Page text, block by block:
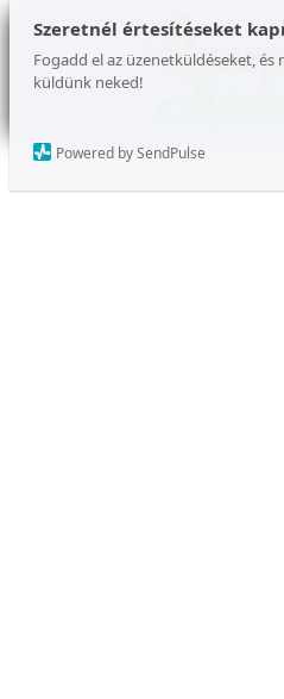
Szeretnél értesítéseket
Fogadd el az üzenetküldéseket,
küldünk neked!
Powered by SendPulse
Ugrás
tartalomhoz